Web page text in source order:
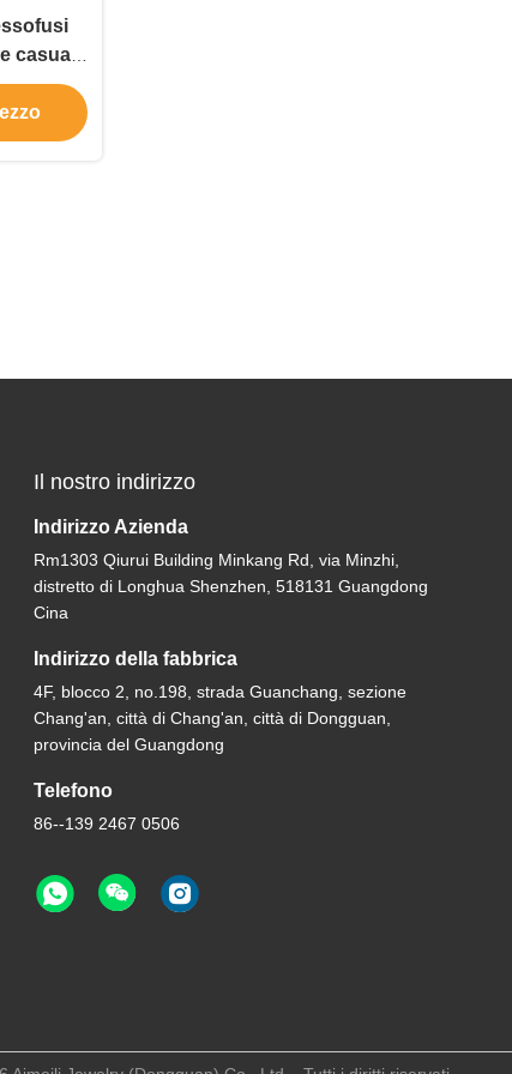
casuali
donna
Il nostro indirizzo
Indirizzo Azienda
Rm1303 Qiurui Building Minkang Rd, via Minzhi,
distretto di Longhua Shenzhen, 518131 Guangdong
Cina
Indirizzo della fabbrica
4F, blocco 2, no.198, strada Guanchang, sezione
Chang'an, città di Chang'an, città di Dongguan,
provincia del Guangdong
Telefono
86--139 2467 0506